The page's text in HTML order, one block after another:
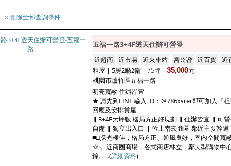
刪除全部查詢條件
五福一路3+4F透天住辦可營登
近超商 近市場 近火車站 需公證 近百貨 近
租屋 | 5房2廳2衛 | 75坪 | 35,000元
桃園市蘆竹區五福一路
明亮寬敞 住辦皆宜
★ 請先到LINE 輸入 ID：＠786xvrer即可加入『
回應及安排賞屋
▎3+4F大坪數 格局方正好規劃 ▎住辦皆宜 ▎可
自備 ▎獨立出入口 ▎位上南崁商圈 鄰近主要幹
■□採光極佳，格局方正、通風良好，室內空間寬
☆╮ 近商圈商場，各式商店林立，鄰大型購物中
鐘。 ..(詳細資料)